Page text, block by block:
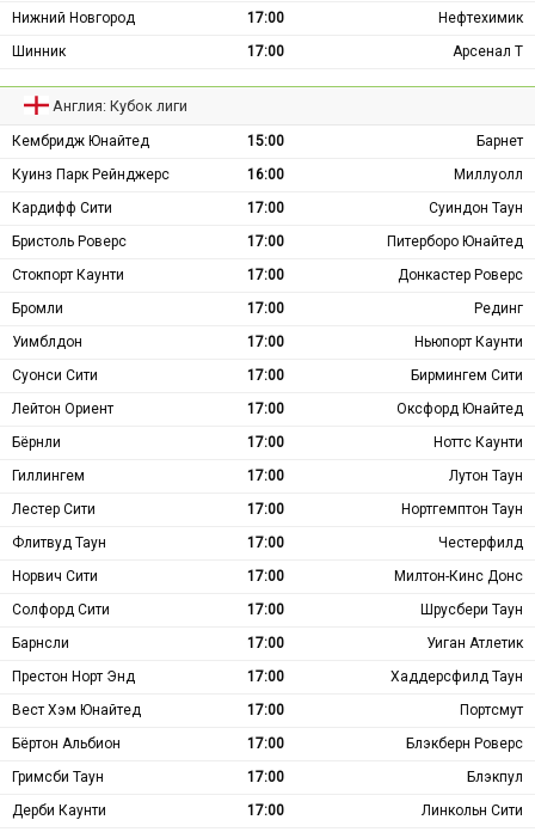
Нижний Новгород
17:00
Нефтехимик
Шинник
17:00 Арсенал Т
Англия: Кубок лиги
Кембридж Юнайтед 15:00
Барнет
Куинз Парк Рейнджерс
16:00
Миллуолл
Кардифф Сити
17:00
Суиндон Таун
Бристоль Роверс
17:00
Питерборо Юнайтед
Стокпорт Каунти
17:00
Донкастер Роверс
Бромли
17:00
Рединг
Уимблдон
17:00
Ньюпорт Каунти
Суонси Сити
17:00
Бирмингем Сити
Лейтон Ориент
17:00
Оксфорд Юнайтед
Бёрнли
17:00
Ноттс Каунти
Гиллингем
17:00
Лутон Таун
Лестер Сити
17:00
Нортгемптон Таун
Флитвуд Таун
17:00
Честерфилд
Норвич Сити
17:00
Милтон-Кинс Донс
Солфорд Сити
17:00
Шрусбери Таун
Барнсли
17:00
Уиган Атлетик
Престон Норт Энд
17:00
Хаддерсфилд Таун
Вест Хэм Юнайтед
17:00
Портсмут
Бёртон Альбион
17:00
Блэкберн Роверс
Гримсби Таун
17:00
Блэкпул
Дерби Каунти
17:00
Линкольн Сити